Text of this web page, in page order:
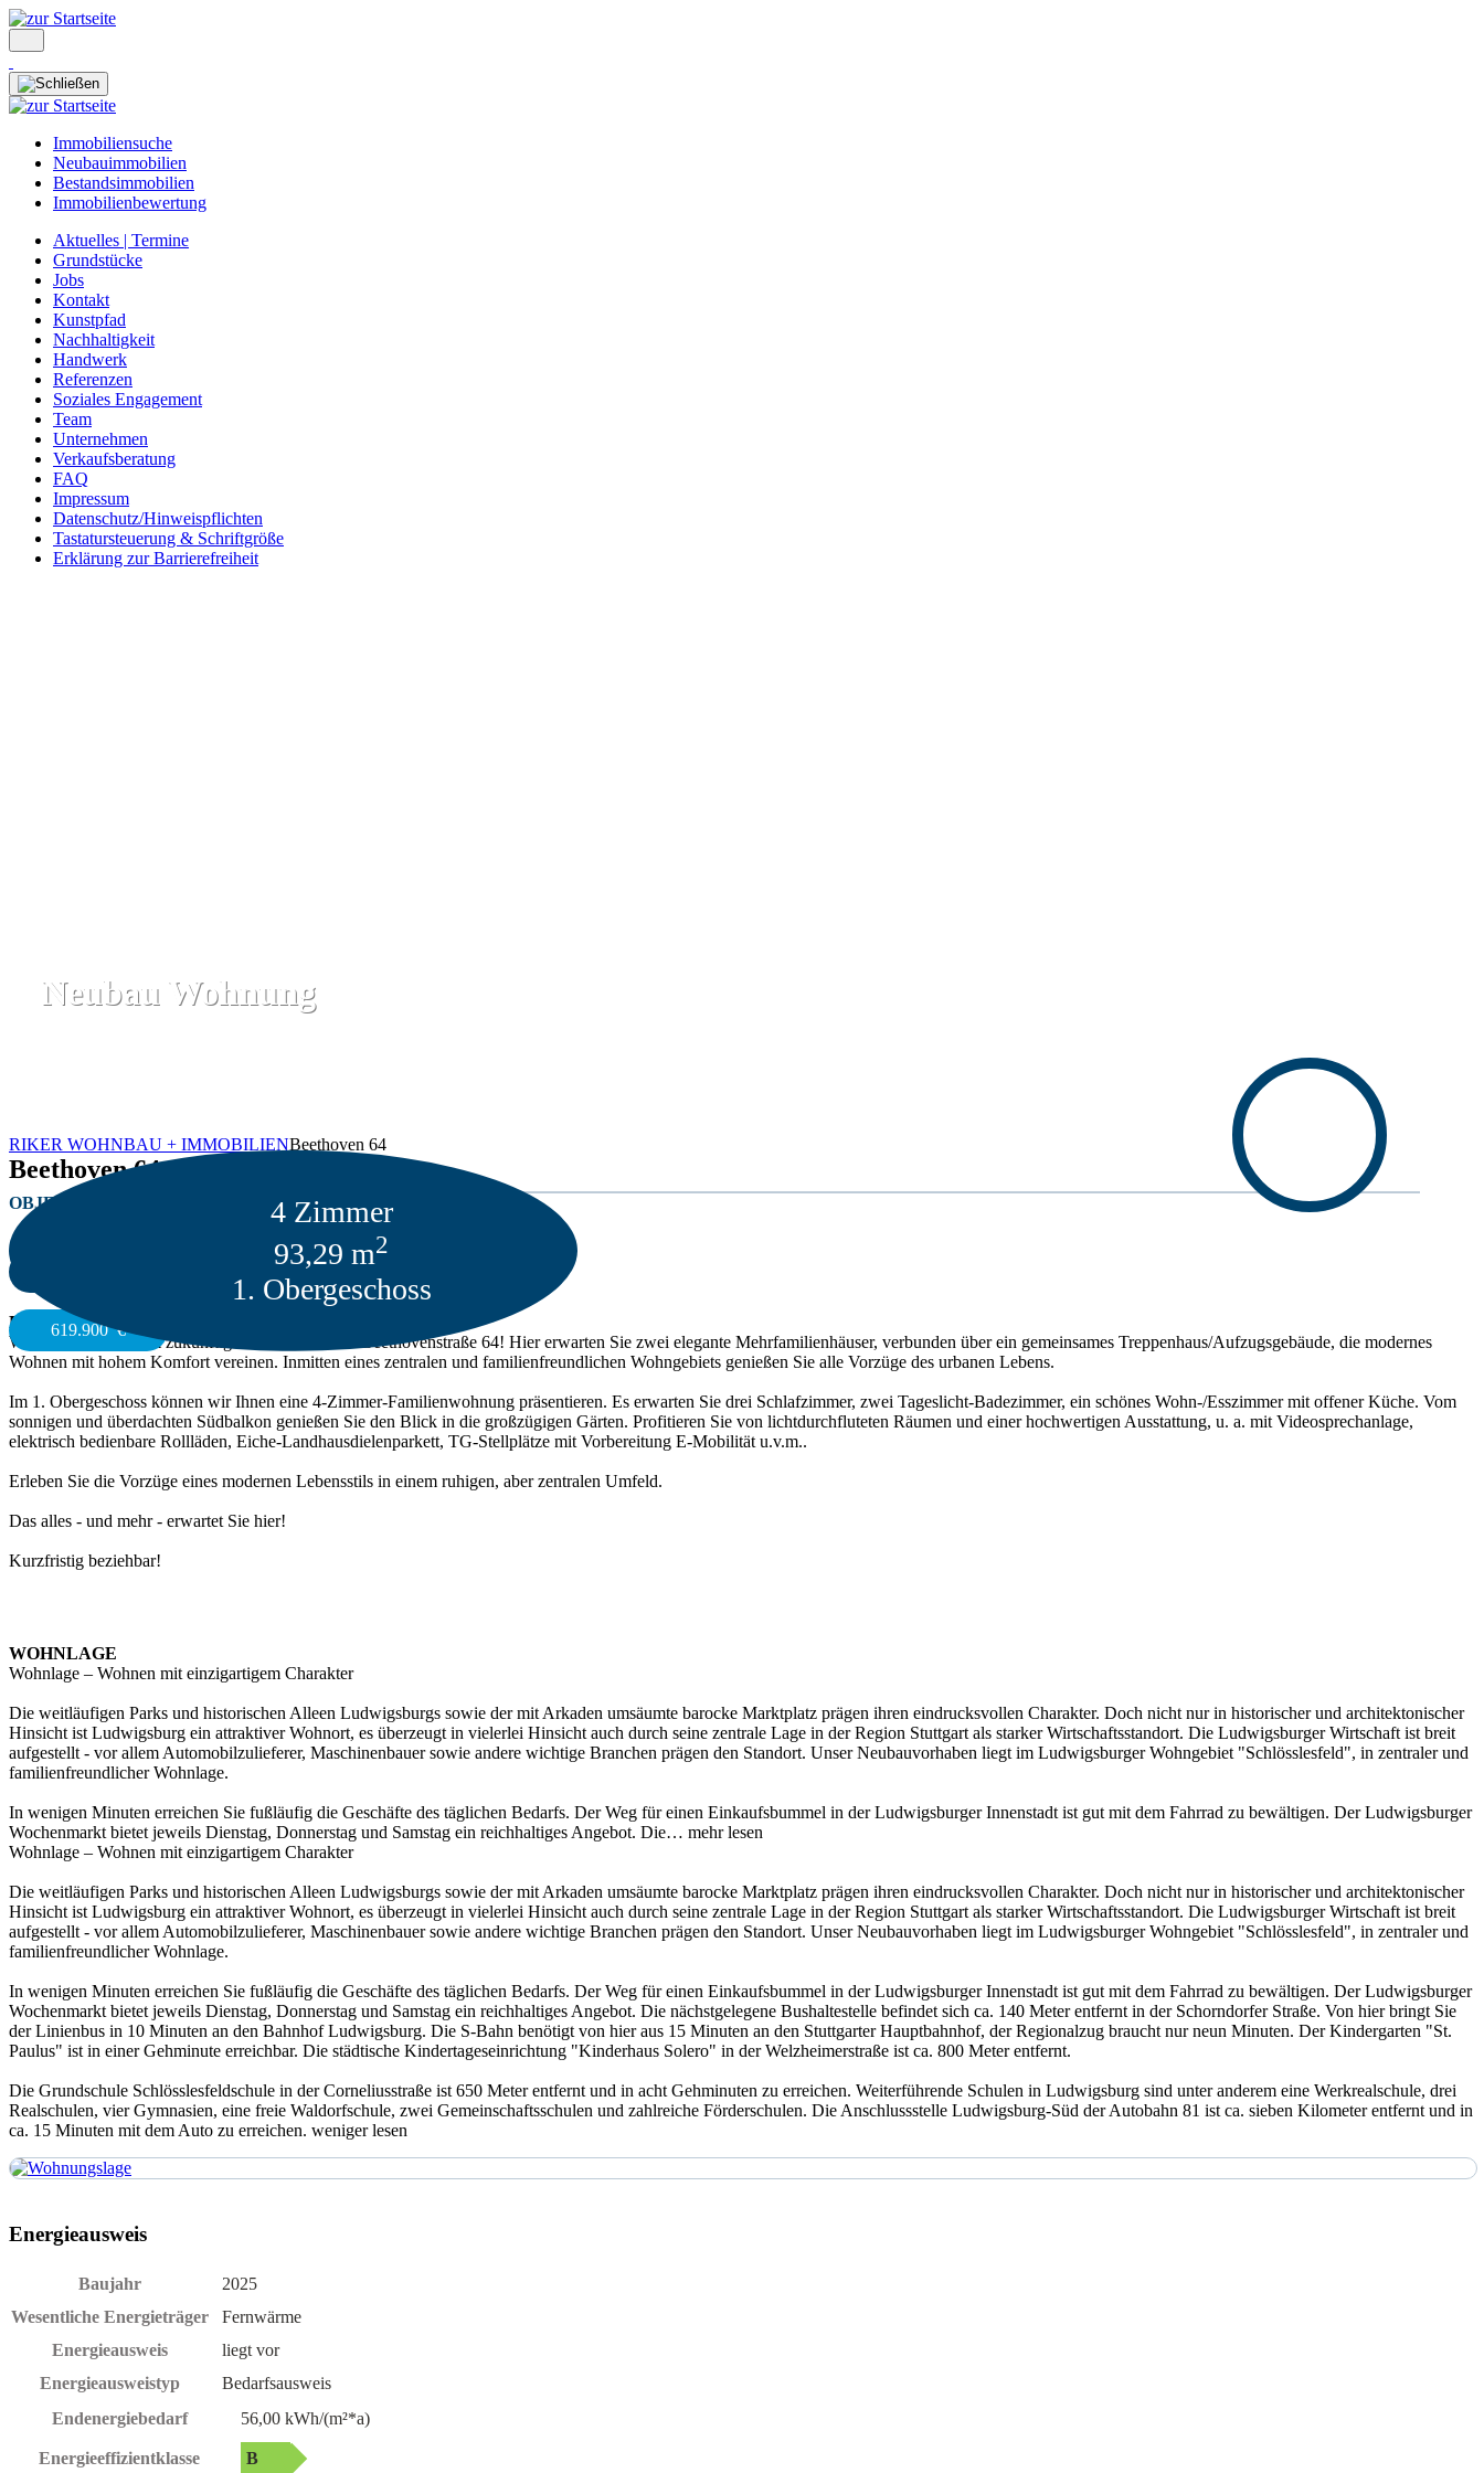
Immobiliensuche
Neubauimmobilien
Bestandsimmobilien
Immobilienbewertung
Aktuelles | Termine
Grundstücke
Jobs
Kontakt
Kunstpfad
Nachhaltigkeit
Handwerk
Referenzen
Soziales Engagement
Team
Unternehmen
Verkaufsberatung
FAQ
Impressum
Datenschutz/Hinweispflichten
Tastatursteuerung & Schriftgröße
Erklärung zur Barrierefreiheit
Neubau Wohnung
RIKER WOHNBAU + IMMOBILIENBeethoven 64
Beethoven 64
619.900 €
4 Zimmer
93,29 m2
1. Obergeschoss
OBJEKT-NR: 2040-06
BESCHREIBUNG
Willkommen in Ihrem zukünftigen Zuhause in der Beethovenstraße 64! Hier erwarten Sie zwei elegante Mehrfamilienhäuser, verbunden über ein gemeinsames Treppenhaus/Aufzugsgebäude, die modernes
Wohnen mit hohem Komfort vereinen. Inmitten eines zentralen und familienfreundlichen Wohngebiets genießen Sie alle Vorzüge des urbanen Lebens.
Im 1. Obergeschoss können wir Ihnen eine 4-Zimmer-Familienwohnung präsentieren. Es erwarten Sie drei Schlafzimmer, zwei Tageslicht-Badezimmer, ein schönes Wohn-/Esszimmer mit offener Küche. Vom
sonnigen und überdachten Südbalkon genießen Sie den Blick in die großzügigen Gärten. Profitieren Sie von lichtdurchfluteten Räumen und einer hochwertigen Ausstattung, u. a. mit Videosprechanlage,
elektrisch bedienbare Rollläden, Eiche-Landhausdielenparkett, TG-Stellplätze mit Vorbereitung E-Mobilität u.v.m..
Erleben Sie die Vorzüge eines modernen Lebensstils in einem ruhigen, aber zentralen Umfeld.
Das alles - und mehr - erwartet Sie hier!
Kurzfristig beziehbar!
WOHNLAGE
Wohnlage – Wohnen mit einzigartigem Charakter
Die weitläufigen Parks und historischen Alleen Ludwigsburgs sowie der mit Arkaden umsäumte barocke Marktplatz prägen ihren eindrucksvollen Charakter. Doch nicht nur in historischer und architektonischer
Hinsicht ist Ludwigsburg ein attraktiver Wohnort, es überzeugt in vielerlei Hinsicht auch durch seine zentrale Lage in der Region Stuttgart als starker Wirtschaftsstandort. Die Ludwigsburger Wirtschaft ist breit
aufgestellt - vor allem Automobilzulieferer, Maschinenbauer sowie andere wichtige Branchen prägen den Standort. Unser Neubauvorhaben liegt im Ludwigsburger Wohngebiet "Schlösslesfeld", in zentraler und
familienfreundlicher Wohnlage.
In wenigen Minuten erreichen Sie fußläufig die Geschäfte des täglichen Bedarfs. Der Weg für einen Einkaufsbummel in der Ludwigsburger Innenstadt ist gut mit dem Fahrrad zu bewältigen. Der Ludwigsburger
Wochenmarkt bietet jeweils Dienstag, Donnerstag und Samstag ein reichhaltiges Angebot. Die… mehr lesen
Wohnlage – Wohnen mit einzigartigem Charakter
Die weitläufigen Parks und historischen Alleen Ludwigsburgs sowie der mit Arkaden umsäumte barocke Marktplatz prägen ihren eindrucksvollen Charakter. Doch nicht nur in historischer und architektonischer
Hinsicht ist Ludwigsburg ein attraktiver Wohnort, es überzeugt in vielerlei Hinsicht auch durch seine zentrale Lage in der Region Stuttgart als starker Wirtschaftsstandort. Die Ludwigsburger Wirtschaft ist breit
aufgestellt - vor allem Automobilzulieferer, Maschinenbauer sowie andere wichtige Branchen prägen den Standort. Unser Neubauvorhaben liegt im Ludwigsburger Wohngebiet "Schlösslesfeld", in zentraler und
familienfreundlicher Wohnlage.
In wenigen Minuten erreichen Sie fußläufig die Geschäfte des täglichen Bedarfs. Der Weg für einen Einkaufsbummel in der Ludwigsburger Innenstadt ist gut mit dem Fahrrad zu bewältigen. Der Ludwigsburger
Wochenmarkt bietet jeweils Dienstag, Donnerstag und Samstag ein reichhaltiges Angebot. Die nächstgelegene Bushaltestelle befindet sich ca. 140 Meter entfernt in der Schorndorfer Straße. Von hier bringt Sie
der Linienbus in 10 Minuten an den Bahnhof Ludwigsburg. Die S-Bahn benötigt von hier aus 15 Minuten an den Stuttgarter Hauptbahnhof, der Regionalzug braucht nur neun Minuten. Der Kindergarten "St.
Paulus" ist in einer Gehminute erreichbar. Die städtische Kindertageseinrichtung "Kinderhaus Solero" in der Welzheimerstraße ist ca. 800 Meter entfernt.
Die Grundschule Schlösslesfeldschule in der Corneliusstraße ist 650 Meter entfernt und in acht Gehminuten zu erreichen. Weiterführende Schulen in Ludwigsburg sind unter anderem eine Werkrealschule, drei
Realschulen, vier Gymnasien, eine freie Waldorfschule, zwei Gemeinschaftsschulen und zahlreiche Förderschulen. Die Anschlussstelle Ludwigsburg-Süd der Autobahn 81 ist ca. sieben Kilometer entfernt und in
ca. 15 Minuten mit dem Auto zu erreichen. weniger lesen
Energieausweis
Baujahr
2025
Wesentliche Energieträger
Fernwärme
Energieausweis
liegt vor
Energieausweistyp
Bedarfsausweis
Endenergie­bedarf
56,00 kWh/(m²*a)
Energie­effizient­klasse B